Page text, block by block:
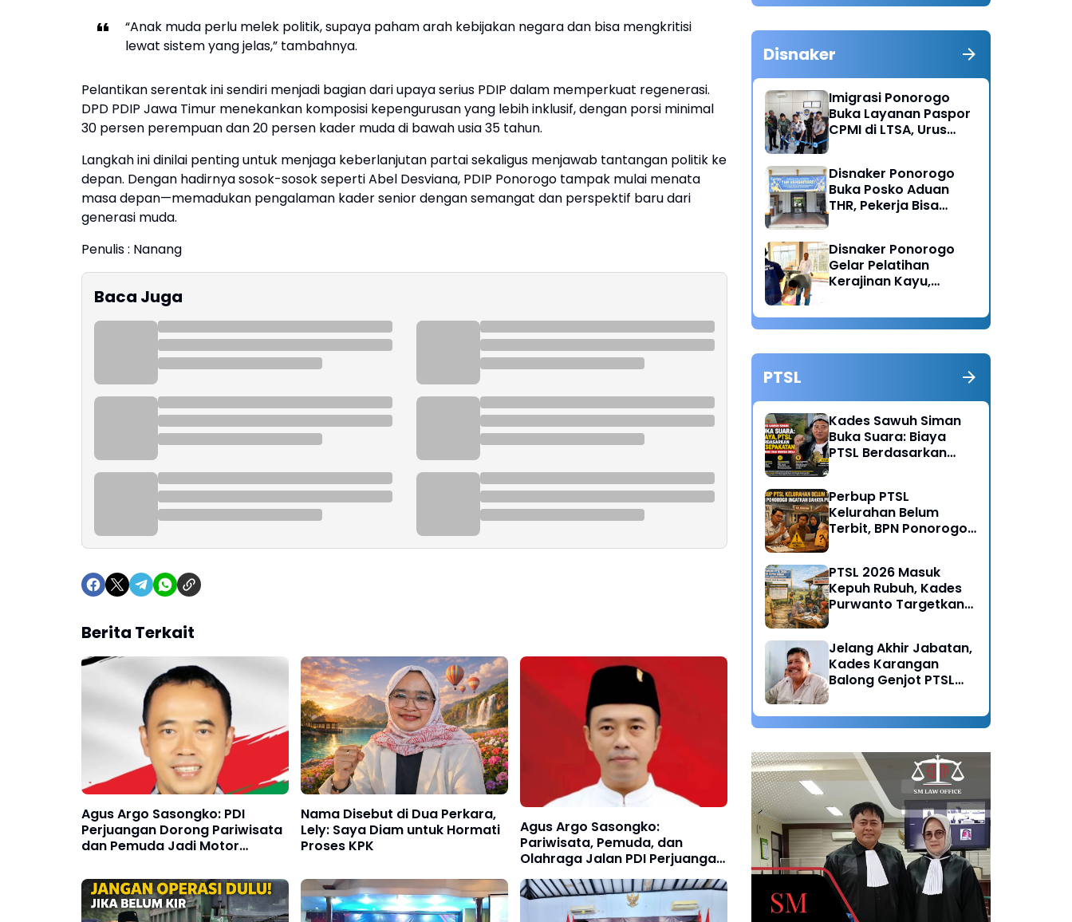
“Anak muda perlu melek politik, supaya paham arah kebijakan negara dan bisa mengkritisi
lewat sistem yang jelas,” tambahnya.
Pelantikan serentak ini sendiri menjadi bagian dari upaya serius PDIP dalam memperkuat regenerasi.
DPD PDIP Jawa Timur menekankan komposisi kepengurusan yang lebih inklusif, dengan porsi minimal
30 persen perempuan dan 20 persen kader muda di bawah usia 35 tahun.
Langkah ini dinilai penting untuk menjaga keberlanjutan partai sekaligus menjawab tantangan politik ke
depan. Dengan hadirnya sosok-sosok seperti Abel Desviana, PDIP Ponorogo tampak mulai menata
masa depan—memadukan pengalaman kader senior dengan semangat dan perspektif baru dari
generasi muda.
Penulis : Nanang
Baca Juga
Berita Terkait
Agus Argo Sasongko: PDI
Perjuangan Dorong Pariwisata
dan Pemuda Jadi Motor
Nama Disebut di Dua Perkara,
Lely: Saya Diam untuk Hormati
Proses KPK
Agus Argo Sasongko:
Pariwisata, Pemuda, dan
Olahraga Jalan PDI Perjuangan
Berjuang Bersama Wong Cilik
Disnaker
Imigrasi Ponorogo
Buka Layanan Paspor
CPMI di LTSA, Urus
Disnaker Ponorogo
Buka Posko Aduan
THR, Pekerja Bisa
Disnaker Ponorogo
Gelar Pelatihan
Kerajinan Kayu,
Wirausaha Baru
PTSL
Kades Sawuh Siman
Buka Suara: Biaya
PTSL Berdasarkan
Perbup PTSL
Kelurahan Belum
Terbit, BPN Ponorogo
PTSL 2026 Masuk
Kepuh Rubuh, Kades
Purwanto Targetkan
Jelang Akhir Jabatan,
Kades Karangan
Balong Genjot PTSL
Administrasi untuk
Generasi Mendatang